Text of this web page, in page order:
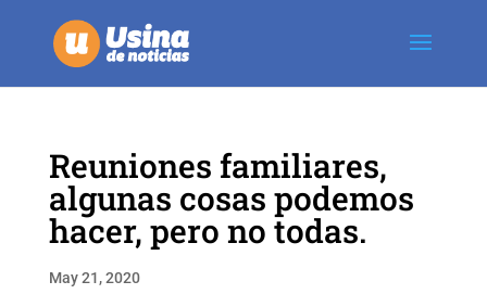
Reuniones familiares,
algunas cosas podemos
hacer, pero no todas.
May 21, 2020